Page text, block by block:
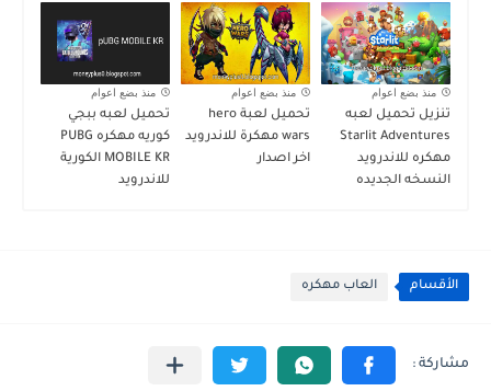
منذ بضع اعوام
تنزيل تحميل لعبه
Starlit Adventures
مهكره للاندرويد
النسخه الجديده
منذ بضع اعوام
تحميل لعبة hero
wars مهكرة للاندرويد
اخر اصدار
منذ بضع اعوام
تحميل لعبه ببجي
كوريه مهكره PUBG
MOBILE KR الكورية
للاندرويد
الأقسام العاب مهكره